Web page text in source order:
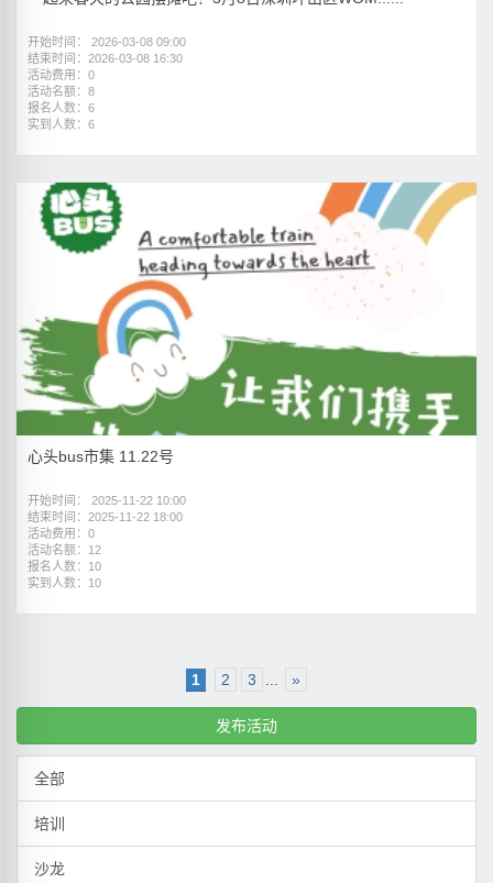
开始时间： 2026-03-08 09:00
结束时间：2026-03-08 16:30
活动费用：0
活动名额：8
报名人数：6
实到人数：6
心头bus市集 11.22号
开始时间： 2025-11-22 10:00
结束时间：2025-11-22 18:00
活动费用：0
活动名额：12
报名人数：10
实到人数：10
1 2 3 »
发布活动
全部
培训
沙龙